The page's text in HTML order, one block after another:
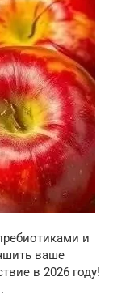
и
ваше
в 2026 году!